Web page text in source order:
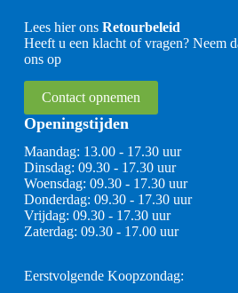
Lees hier ons Retourbeleid
Heeft u een klacht of vragen? Neem
ons op
Contact opnemen
Openingstijden
Maandag: 13.00 - 17.30 uur
Dinsdag: 09.30 - 17.30 uur
Woensdag: 09.30 - 17.30 uur
Donderdag: 09.30 - 17.30 uur
Vrijdag: 09.30 - 17.30 uur
Zaterdag: 09.30 - 17.00 uur
Eerstvolgende Koopzondag: